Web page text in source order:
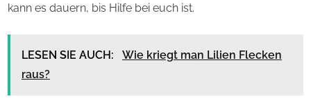
kann es dauern, bis Hilfe bei euch ist.
LESEN SIE AUCH:
Wie kriegt man Lilien Flecken
raus?